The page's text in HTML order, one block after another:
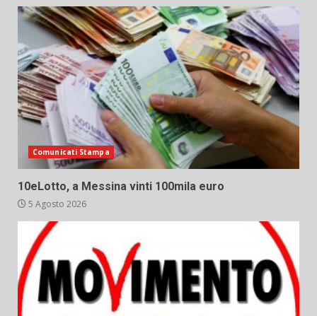
Comunicati Stampa
10eLotto, a Messina vinti 100mila euro
5 Agosto 2026